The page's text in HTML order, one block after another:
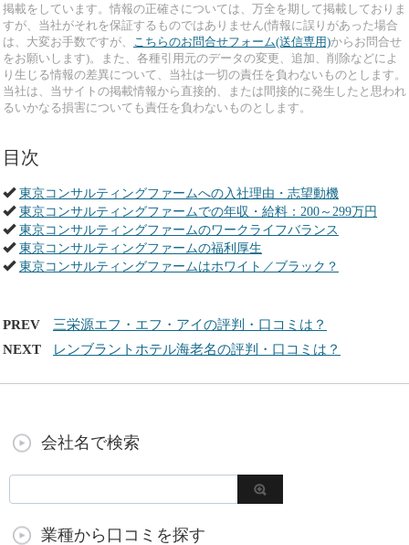
掲載をしています。情報の正確さについては、万全を期して掲載しておりま
すが、当社がそれを保証するものではありません(情報に誤りがあった場合
は、大変お手数ですが、
こちらのお問合せフォーム(送信専用)からお問合せ
をお願いします)。また、各種引用元のデータの変更、追加、削除などによ
り生じる情報の差異について、当社は一切の責任を負わないものとします。
当社は、当サイトの掲載情報から直接的、または間接的に発生したと思われ
るいかなる損害についても責任を負わないものとします。
目次
東京コンサルティングファームへの入社理由・志望動機
東京コンサルティングファームでの年収・給料：200～299万円
東京コンサルティングファームのワークライフバランス
東京コンサルティングファームの福利厚生
東京コンサルティングファームはホワイト／ブラック？
PREV
三栄源エフ・エフ・アイの評判・口コミは？
NEXT
レンブラントホテル海老名の評判・口コミは？
会社名で検索
業種から口コミを探す